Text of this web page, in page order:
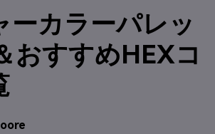
ーカラーパレッ
おすすめHEXコ